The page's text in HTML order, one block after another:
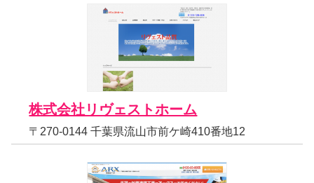
株式会社リヴェストホーム
〒270-0144 千葉県流山市前ケ崎410番地12